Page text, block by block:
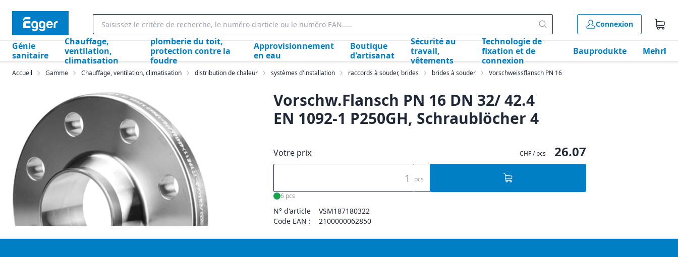
Connexion
Génie
sanitaire
Chauffage,
ventilation,
climatisation
plomberie du toit,
protection contre la
foudre
Approvisionnement
en eau
Boutique
d'artisanat
Sécurité au
travail,
vêtements
Technologie de
fixation et de
connexion
Bauprodukte Mehr
Accueil Gamme Chauffage, ventilation, climatisation distribution de chaleur systèmes d'installation raccords à souder, brides brides à souder Vorschweissflansch PN 16
Vorschw.Flansch PN 16 DN 32/ 42.4
EN 1092-1 P250GH, Schraublöcher 4
Votre prix CHF / pcs 26.07
pcs
6 pcs
N° d'article
VSM187180322
Code EAN :
2100000062850